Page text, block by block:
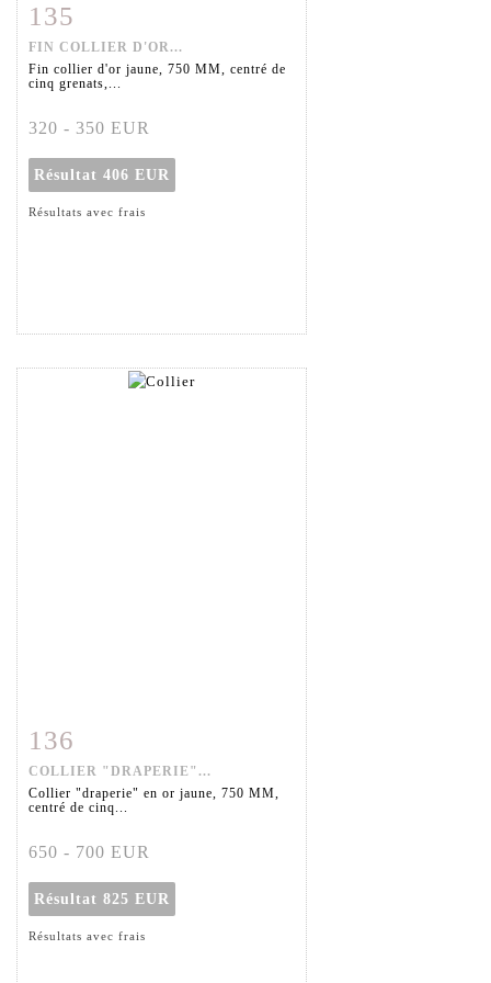
Fiche détaillée
135
FIN COLLIER D'OR...
Fin collier d'or jaune, 750 MM, centré de
cinq grenats,...
320 - 350 EUR
Résultat 406 EUR
Résultats avec frais
Fiche détaillée
136
COLLIER "DRAPERIE"...
Collier "draperie" en or jaune, 750 MM,
centré de cinq...
650 - 700 EUR
Résultat 825 EUR
Résultats avec frais